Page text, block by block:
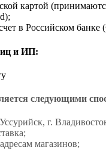
картой
в Российском банке
и ИП:
следующими
г.
магазинов;